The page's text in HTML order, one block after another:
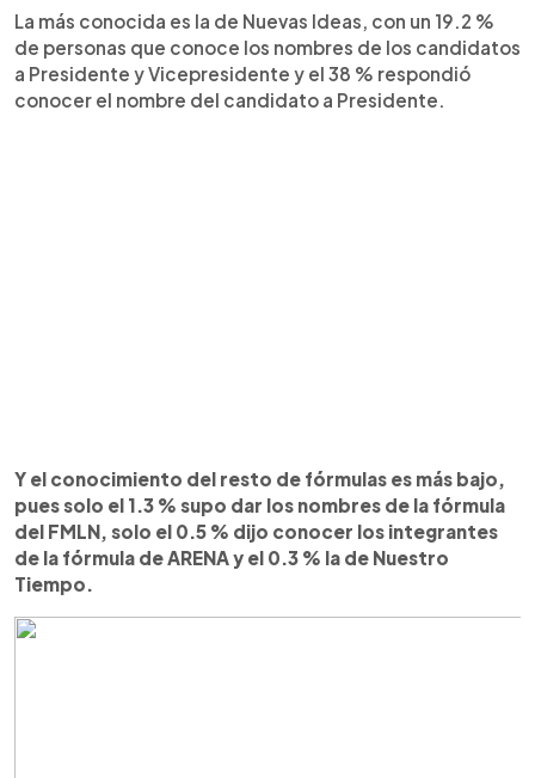
La más conocida es la de Nuevas Ideas, con un 19.2 %
de personas que conoce los nombres de los candidatos
a Presidente y Vicepresidente y el 38 % respondió
conocer el nombre del candidato a Presidente.
Y el conocimiento del resto de fórmulas es más bajo,
pues solo el 1.3 % supo dar los nombres de la fórmula
del FMLN, solo el 0.5 % dijo conocer los integrantes
de la fórmula de ARENA y el 0.3 % la de Nuestro
Tiempo.